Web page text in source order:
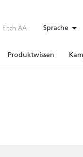
Fitch AA Sprache
Produktwissen